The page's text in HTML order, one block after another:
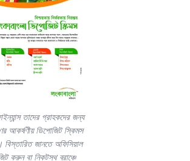
তাদের গ্রাহকদের জন্য
আকর্ষণীয় ডিপোজিট স্কিমস
জানতে অফিসিয়াল
করুন বা নিকটস্থ ব্রাঞ্চে